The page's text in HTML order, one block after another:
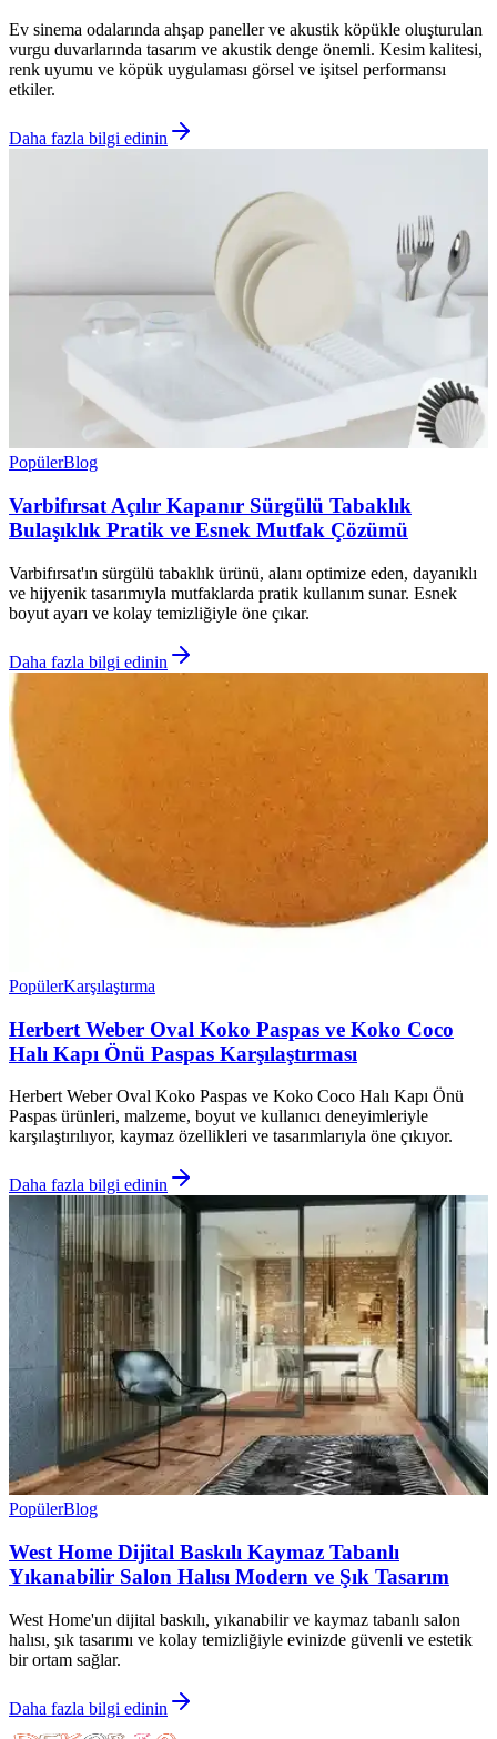
Ev sinema odalarında ahşap paneller ve akustik köpükle oluşturulan
vurgu duvarlarında tasarım ve akustik denge önemli. Kesim kalitesi,
renk uyumu ve köpük uygulaması görsel ve işitsel performansı
etkiler.
Daha fazla bilgi edinin
PopülerBlog
Varbifırsat Açılır Kapanır Sürgülü Tabaklık
Bulaşıklık Pratik ve Esnek Mutfak Çözümü
Varbifırsat'ın sürgülü tabaklık ürünü, alanı optimize eden, dayanıklı
ve hijyenik tasarımıyla mutfaklarda pratik kullanım sunar. Esnek
boyut ayarı ve kolay temizliğiyle öne çıkar.
Daha fazla bilgi edinin
PopülerKarşılaştırma
Herbert Weber Oval Koko Paspas ve Koko Coco
Halı Kapı Önü Paspas Karşılaştırması
Herbert Weber Oval Koko Paspas ve Koko Coco Halı Kapı Önü
Paspas ürünleri, malzeme, boyut ve kullanıcı deneyimleriyle
karşılaştırılıyor, kaymaz özellikleri ve tasarımlarıyla öne çıkıyor.
Daha fazla bilgi edinin
PopülerBlog
West Home Dijital Baskılı Kaymaz Tabanlı
Yıkanabilir Salon Halısı Modern ve Şık Tasarım
West Home'un dijital baskılı, yıkanabilir ve kaymaz tabanlı salon
halısı, şık tasarımı ve kolay temizliğiyle evinizde güvenli ve estetik
bir ortam sağlar.
Daha fazla bilgi edinin